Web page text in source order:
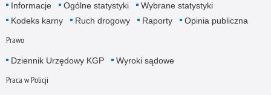
Informacje Ogólne statystyki
Wybrane statystyki
Kodeks karny
Ruch drogowy Raporty Opinia publiczna
Prawo
Dziennik Urzędowy KGP Wyroki sądowe
Praca w Policji